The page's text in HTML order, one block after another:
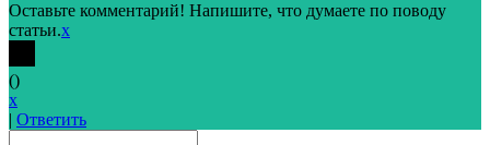
Оставьте комментарий! Напишите, что думаете по поводу
статьи.x
()
x
| Ответить